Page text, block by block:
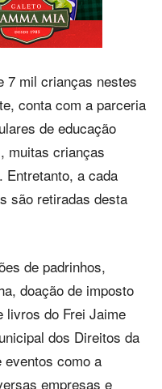
7 mil crianças nestes
conta com a parceria
de educação
muitas crianças
Entretanto, a cada
são retiradas desta
de padrinhos,
doação de imposto
livros do Frei Jaime
dos Direitos da
eventos como a
empresas e